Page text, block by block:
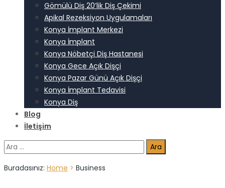
Gömülü Diş 20’lik Diş Çekimi
Apikal Rezeksiyon Uygulamaları
Konya İmplant Merkezi
Konya İmplant
Konya Nöbetçi Diş Hastanesi
Konya Gece Açık Dişçi
Konya Pazar Günü Açık Dişçi
Konya İmplant Tedavisi
Konya Diş
Blog
İletişim
Arama:
Buradasınız: Home > Business